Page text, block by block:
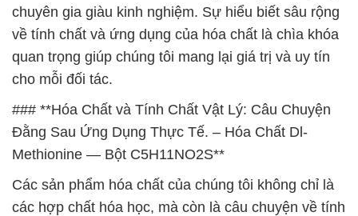
chuyên gia giàu kinh nghiệm. Sự hiểu biết sâu rộng
về tính chất và ứng dụng của hóa chất là chìa khóa
quan trọng giúp chúng tôi mang lại giá trị và uy tín
cho mỗi đối tác.
### **Hóa Chất và Tính Chất Vật Lý: Câu Chuyện
Đằng Sau Ứng Dụng Thực Tế. – Hóa Chất Dl-
Methionine — Bột C5H11NO2S**
Các sản phẩm hóa chất của chúng tôi không chỉ là
các hợp chất hóa học, mà còn là câu chuyện về tính